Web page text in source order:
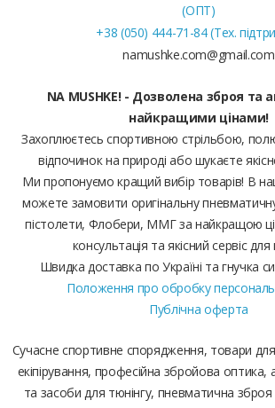
(ОПТ)
+38 (050) 444-71-84 (Тех.
namushke.com@gmail.com
NA MUSHKE! - Дозволена зброя та
найкращими цінами!
Захоплюєтесь спортивною стрільбою,
відпочинок на природі або шукаєте
Ми пропонуємо кращий вибір товарів! В
можете замовити оригінальну
пістолети, Флобери, ММГ за найкращою
консультація та якісний сервіс для
Швидка доставка по Україні та гнучка
Положення про обробку
Публічна оферта
Сучасне спортивне спорядження, товари
екіпірування, професійна збройова оптика,
та засоби для тюнінгу, пневматична